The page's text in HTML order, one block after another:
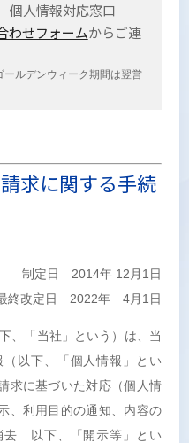
個人情報対応窓口
わせフォームからご連
ルデンウィーク期間は翌営
求に関する手続
制定日 2014年 12月1日
終改定日 2022年 4月1日
、「当社」という）は、当
以下、「個人情報」とい
求に基づいた対応（個人情
、利用目的の通知、内容の
去 以下、「開示等」とい